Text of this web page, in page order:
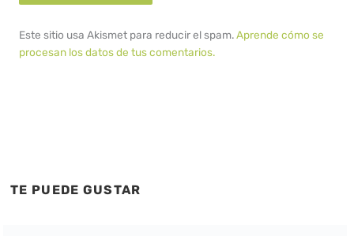
Este sitio usa Akismet para reducir el spam.Aprende cómo se
procesan los datos de tus comentarios.
TE PUEDE GUSTAR